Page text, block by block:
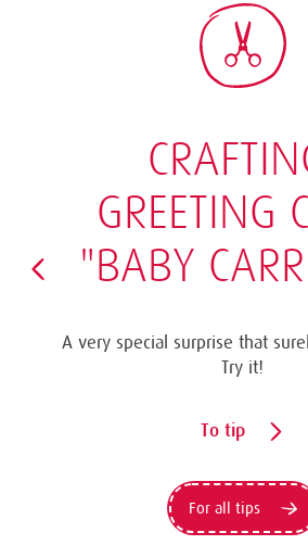
GREETING
"BABY
A very special surprise that
Try it!
To tip
For all tips